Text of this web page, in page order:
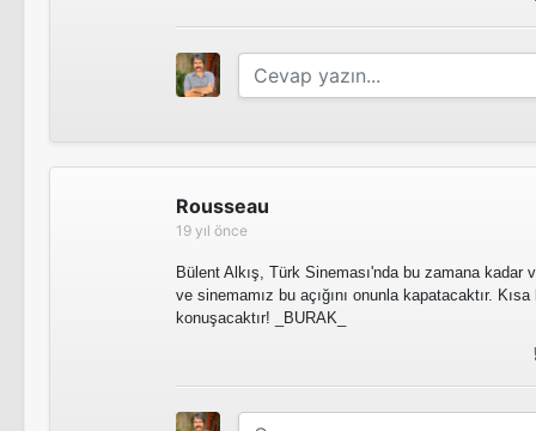
Rousseau
19 yıl önce
Bülent Alkış, Türk Sineması'nda bu zamana kadar
ve sinemamız bu açığını onunla kapatacaktır.
konuşacaktır! _BURAK_